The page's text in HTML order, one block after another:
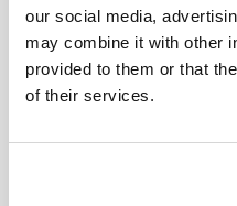
our social media,
may combine it with other
provided to them or that
of their services.
NOVEMBRE 11, 2022
11.11: VENT’ANNI A
Saluti ragazzi e ragazze!
Evviva!… Il nostro
esatto… Esattamente 20